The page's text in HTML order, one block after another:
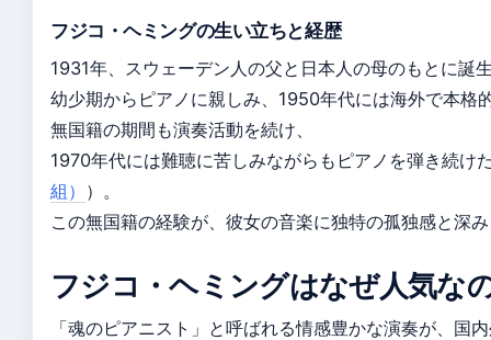
フジコ・ヘミングの生い立ちと経歴
1931年、スウェーデン人の父と日本人の母のもとに誕
幼少期からピアノに親しみ、1950年代には海外で本格
無国籍の期間も演奏活動を続け、
1970年代には難聴に苦しみながらもピアノを弾き続け
組） ）。
この無国籍の経験が、彼女の音楽に独特の孤独感と深
フジコ・ヘミングはなぜ人気な
「魂のピアニスト」と呼ばれる情感豊かな演奏が、国